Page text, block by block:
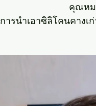
คุณหม
การนำเอาซิลิโคนคาง